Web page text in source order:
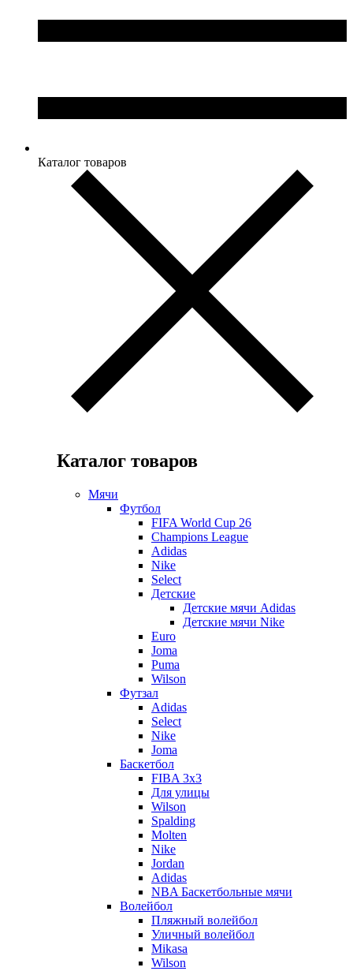
Каталог товаров
Каталог товаров
Мячи
Футбол
FIFA World Cup 26
Champions League
Adidas
Nike
Select
Детские
Детские мячи Adidas
Детские мячи Nike
Euro
Joma
Puma
Wilson
Футзал
Adidas
Select
Nike
Joma
Баскетбол
FIBA 3x3
Для улицы
Wilson
Spalding
Molten
Nike
Jordan
Adidas
NBA Баскетбольные мячи
Волейбол
Пляжный волейбол
Уличный волейбол
Mikasa
Wilson